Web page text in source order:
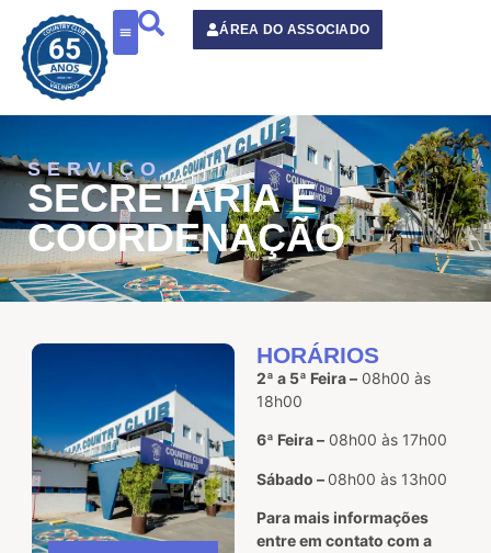
conteúdo
ÁREA DO ASSOCIADO
SERVIÇO
SECRETARIA E
COORDENAÇÃO
HORÁRIOS
2ª a 5ª Feira – 08h00 às
18h00
6ª Feira – 08h00 às 17h00
Sábado – 08h00 às 13h00
Para mais informações
entre em contato com a